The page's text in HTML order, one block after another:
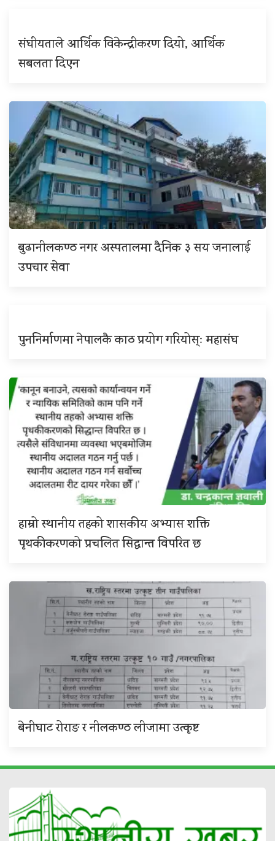
संघीयताले आर्थिक विकेन्द्रीकरण दियो, आर्थिक
सबलता दिएन
बुढानीलकण्ठ नगर अस्पतालमा दैनिक ३ सय जनालाई
उपचार सेवा
पुननिर्माणमा नेपालकै काठ प्रयोग गरियोस्ः महासंघ
हाम्रो स्थानीय तहको शासकीय अभ्यास शक्ति
पृथकीकरणको प्रचलित सिद्धान्त विपरित छ
बेनीघाट रोराङ र नीलकण्ठ लीजामा उत्कृष्ट